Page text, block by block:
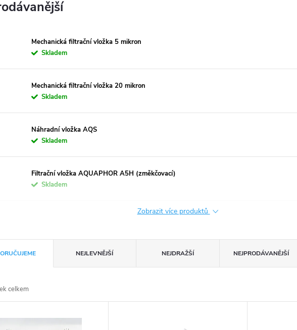
Mechanická filtrační vložka 5 mikron
Skladem
Mechanická filtrační vložka 20 mikron
Skladem
Náhradní vložka AQS
Skladem
Filtrační vložka AQUAPHOR A5H (změkčovací)
Skladem
Zobrazit více produktů
NEJLEVNĚJŠÍ NEJDRAŽŠÍ NEJPRODÁVANĚJŠÍ
celkem